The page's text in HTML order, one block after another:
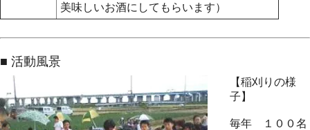
美味しいお酒にしてもらいます）
■ 活動風景
【稲刈りの様
子】
毎年 １００名